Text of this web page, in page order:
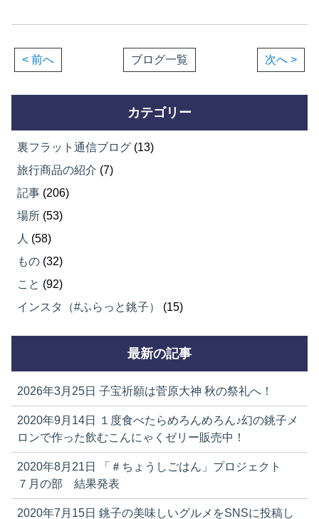
< 前へ ブログ一覧 次へ >
カテゴリー
裏フラット通信ブログ (13)
旅行商品の紹介 (7)
記事 (206)
場所 (53)
人 (58)
もの (32)
こと (92)
インスタ（#ふらっと銚子）
(15)
最新の記事
2026年3月25日 子宝祈願は菅原大神 秋の祭礼へ！
2020年9月14日
１度食べたらめろんめろん♪幻の銚子メ
ロンで作った飲むこんにゃくゼリー販売中！
2020年8月21日
「＃ちょうしごはん」プロジェクト
７月の部 結果発表
2020年7月15日 銚子の美味しいグルメをSNSに投稿し